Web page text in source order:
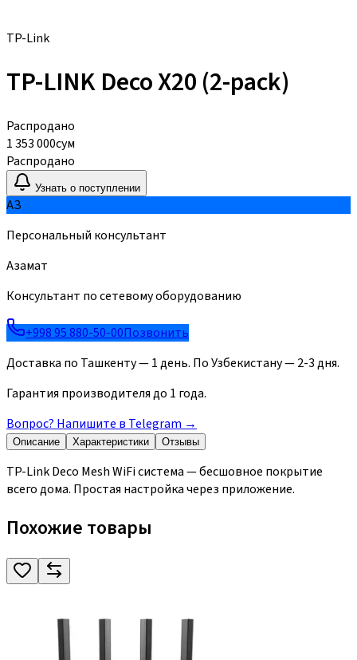
TP-Link
TP-LINK Deco X20 (2-pack)
Распродано
1 353 000сум
Распродано
Узнать о поступлении
АЗ
Персональный консультант
Азамат
Консультант по сетевому оборудованию
+998 95 880-50-00Позвонить
Доставка по Ташкенту — 1 день. По Узбекистану — 2-3 дня.
Гарантия производителя до 1 года.
Вопрос? Напишите в Telegram →
Описание Характеристики Отзывы
TP-Link Deco Mesh WiFi система — бесшовное покрытие
всего дома. Простая настройка через приложение.
Похожие товары